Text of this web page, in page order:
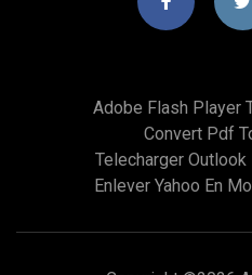
Adobe Flash Player
Convert Pdf
Telecharger Outlook
Enlever Yahoo En